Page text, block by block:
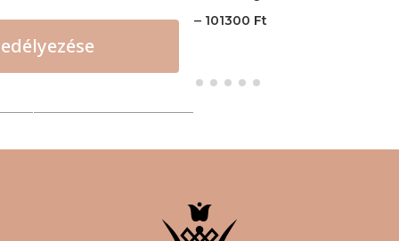
37800Ft – 101300 Ft